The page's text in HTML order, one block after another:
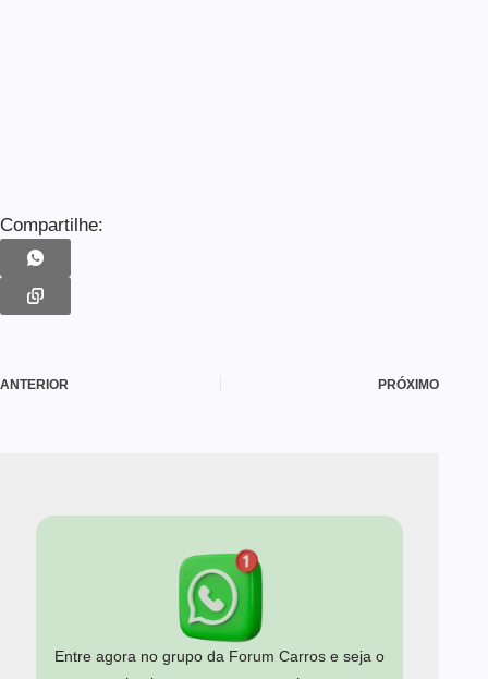
Compartilhe:
ANTERIOR PRÓXIMO
Entre agora no grupo da Forum Carros e seja o